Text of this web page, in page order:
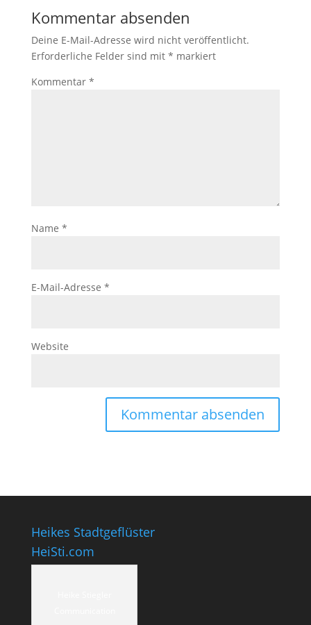
Kommentar absenden
Deine E-Mail-Adresse wird nicht veröffentlicht.
Erforderliche Felder sind mit * markiert
Kommentar *
Name *
E-Mail-Adresse *
Website
Heikes Stadtgeflüster
HeiSti.com